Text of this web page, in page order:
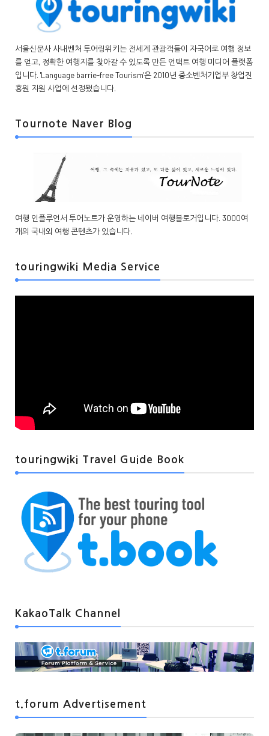
서울신문사 사내벤처 투어링위키는 전세계 관광객들이 자국어로 여행 정보
를 얻고, 정확한 여행지를 찾아갈 수 있도록 만든 언택트 여행 미디어 플랫폼
입니다. 'Language barrie-free Tourism'은 2010년 중소벤처기업부 창업진
흥원 지원 사업에 선정됐습니다.
Tournote Naver Blog
여행 인플루언서 투어노트가 운영하는 네이버 여행블로거입니다. 3000여
개의 국내외 여행 콘텐츠가 있습니다.
touringwiki Media Service
touringwiki Travel Guide Book
KakaoTalk Channel
t.forum Advertisement